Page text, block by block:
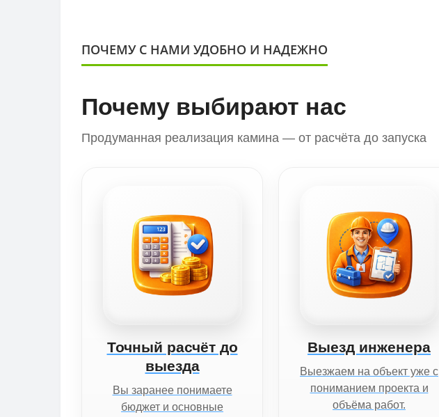
ПОЧЕМУ С НАМИ УДОБНО И НАДЕЖНО
Почему выбирают нас
Продуманная реализация камина — от расчёта до запуска
Точный расчёт до
выезда
Вы заранее понимаете
бюджет и основные
Выезд инженера
Выезжаем на объект уже с
пониманием проекта и
объёма работ.